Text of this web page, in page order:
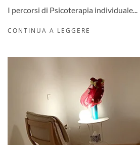
I percorsi di Psicoterapia individuale...
CONTINUA A LEGGERE